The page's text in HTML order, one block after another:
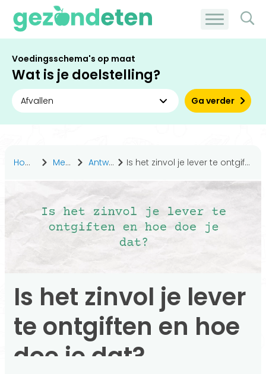
Voedingsschema's op maat
Wat is je doelstelling?
Ga verder
Home Medisch Antwoorden Is het zinvol je lever te ontgiften en hoe doe je dat?
Is het zinvol je lever
te ontgiften en hoe
doe je dat?